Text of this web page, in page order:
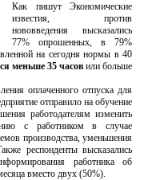
Как пишут Экономические
известия, против
нововведения высказались
77% опрошенных, в 79%
на сегодня нормы в 40
меньше 35 часов или больше
оплаченного отпуска для
отправило на обучение
работодателям изменить
с работником в случае
производства, уменьшения
респонденты высказались
работника об
вместо двух (50%).